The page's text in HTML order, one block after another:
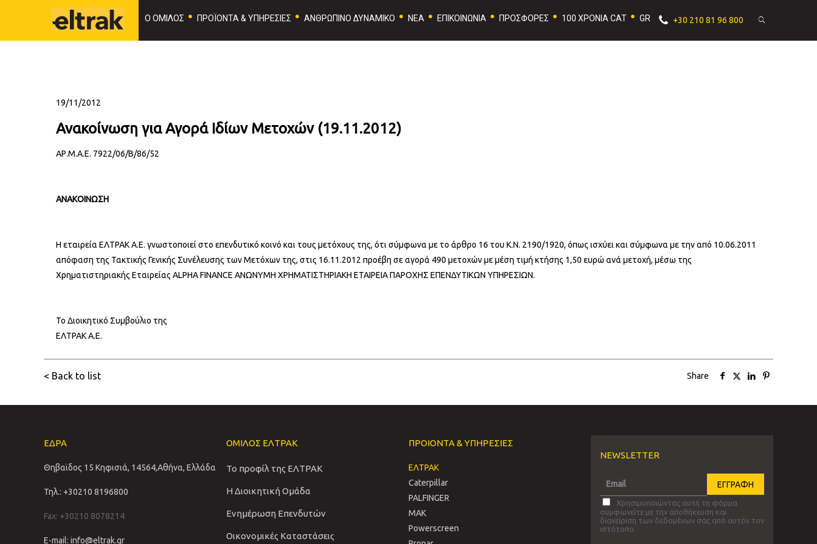
Ο ΟΜΙΛΟΣ ΠΡΟΪΟΝΤΑ & ΥΠΗΡΕΣΙΕΣ ΑΝΘΡΩΠΙΝΟ ΔΥΝΑΜΙΚΟ ΝΕΑ ΕΠΙΚΟΙΝΩΝΙΑ ΠΡΟΣΦΟΡΕΣ 100 ΧΡΟΝΙΑ CAT GR +30 210 81 96 800
19/11/2012
Ανακοίνωση για Αγορά Ιδίων Μετοχών (19.11.2012)
ΑΡ.Μ.Α.Ε. 7922/06/Β/86/52
ΑΝΑΚΟΙΝΩΣΗ
Η εταιρεία ΕΛΤΡΑΚ Α.Ε. γνωστοποιεί στο επενδυτικό κοινό και τους μετόχους της, ότι σύμφωνα με το άρθρο 16 του Κ.Ν. 2190/1920, όπως ισχύει και σύμφωνα με την από 10.06.2011
απόφαση της Τακτικής Γενικής Συνέλευσης των Μετόχων της, στις 16.11.2012 προέβη σε αγορά 490 μετοχών με μέση τιμή κτήσης 1,50 ευρώ ανά μετοχή, μέσω της
Χρηματιστηριακής Εταιρείας ALPHA FINANCE ΑΝΩΝΥΜΗ ΧΡΗΜΑΤΙΣΤΗΡΙΑΚΗ ΕΤΑΙΡΕΙΑ ΠΑΡΟΧΗΣ ΕΠΕΝΔΥΤΙΚΩΝ ΥΠΗΡΕΣΙΩΝ.
Το Διοικητικό Συμβούλιο της
ΕΛΤΡΑΚ Α.Ε.
< Back to list Share
ΕΔΡΑ
Θηβαϊδος 15 Κηφισιά, 14564,Αθήνα, Ελλάδα
Τηλ.: +30210 8196800
Fax: +30210 8078214
E-mail: info@eltrak.gr
ΟΜΙΛΟΣ ΕΛΤΡΑΚ
Το προφίλ της ΕΛΤΡΑΚ
Η Διοικητική Ομάδα
Ενημέρωση Επενδυτών
Οικονομικές Καταστάσεις
ΠΡΟΙΟΝΤΑ & ΥΠΗΡΕΣΙΕΣ
ΕΛΤΡΑΚ
Caterpillar
PALFINGER
MAK
Powerscreen
NEWSLETTER
Χρησιμοποιώντας αυτή τη φόρμα
συμφωνείτε με την αποθήκευση και
διαχείριση των δεδομένων σας από αυτόν τον
ιστότοπο.